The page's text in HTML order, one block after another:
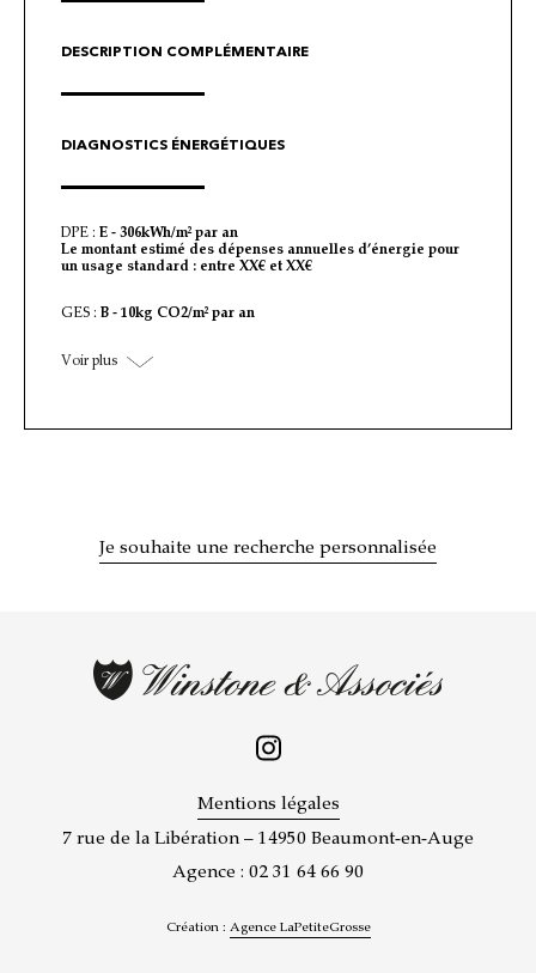
DESCRIPTION COMPLÉMENTAIRE
DIAGNOSTICS ÉNERGÉTIQUES
DPE : E - 306kWh/m² par an
Le montant estimé des dépenses annuelles d’énergie pour
un usage standard : entre XX€ et XX€
GES : B - 10kg CO2/m² par an
Voir plus
Je souhaite une recherche personnalisée
Mentions légales
7 rue de la Libération – 14950 Beaumont-en-Auge
Agence : 02 31 64 66 90
Création : Agence LaPetiteGrosse